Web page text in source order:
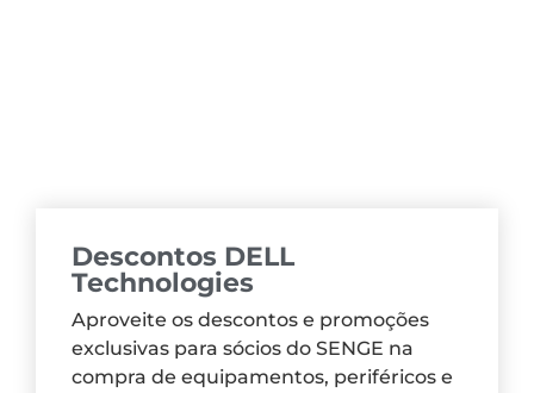
Descontos DELL
Technologies
Aproveite os descontos e promoções
exclusivas para sócios do SENGE na
compra de equipamentos, periféricos e